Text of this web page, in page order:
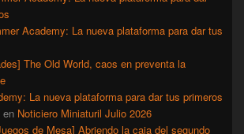
Academy: La nueva plataforma para dar tus
The Old World, caos en preventa la
La nueva plataforma para dar tus primeros
en Noticiero Miniaturil Julio 2026
de Mesa] Abriendo la caja del segundo